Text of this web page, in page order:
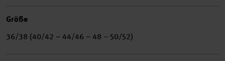
Größe
36/38 (40/42 – 44/46 – 48 – 50/52)